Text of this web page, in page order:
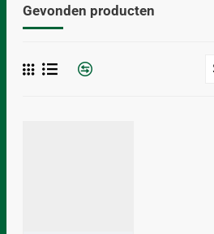
Gevonden producten